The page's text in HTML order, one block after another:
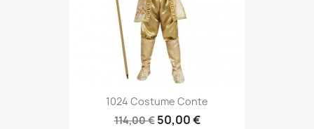
1024 Costume Conte
114,00 € 50,00 €